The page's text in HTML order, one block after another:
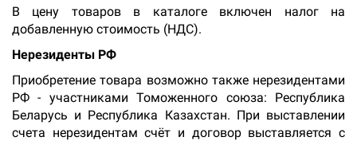
В цену товаров в каталоге включен налог на
добавленную стоимость (НДС).
Нерезиденты РФ
Приобретение товара возможно также нерезидентами
РФ - участниками Томоженного союза: Республика
Беларусь и Республика Казахстан. При выставлении
счета нерезидентам счёт и договор выставляется с